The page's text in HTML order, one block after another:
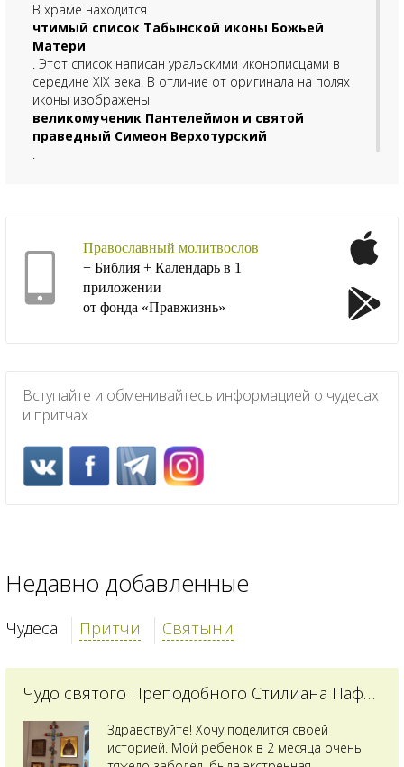
В храме находится
чтимый список Табынской иконы Божьей
Матери
. Этот список написан уральскими иконописцами в
середине XIX века. В отличие от оригинала на полях
иконы изображены
великомученик Пантелеймон и святой
праведный Симеон Верхотурский
.
Православный молитвослов
+ Библия + Календарь в 1
приложении
от фонда «Правжизнь»
Вступайте и обменивайтесь информацией о чудесах
и притчах
Недавно добавленные
Чудеса Притчи Святыни
Чудо святого Преподобного Стилиана Пафлагонского
Здравствуйте! Хочу поделится своей
историей. Мой ребенок в 2 месяца очень